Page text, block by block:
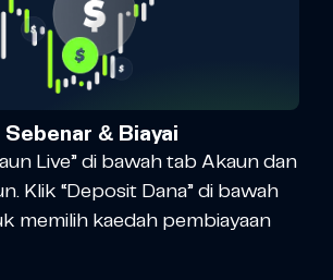
Sebenar & Biayai
Live” di bawah tab Akaun dan
Klik “Deposit Dana” di bawah
memilih kaedah pembiayaan